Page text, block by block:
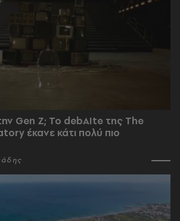
Gen Z; Το debAIte της The
έκανε κάτι πολύ πιο